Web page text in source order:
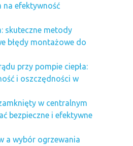
na efektywność
skuteczne metody
błędy montażowe do
przy pompie ciepła:
i oszczędności w
w centralnym
bezpieczne i efektywne
a wybór ogrzewania